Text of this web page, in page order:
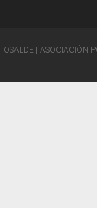
OSALDE | ASOCIACIÓN